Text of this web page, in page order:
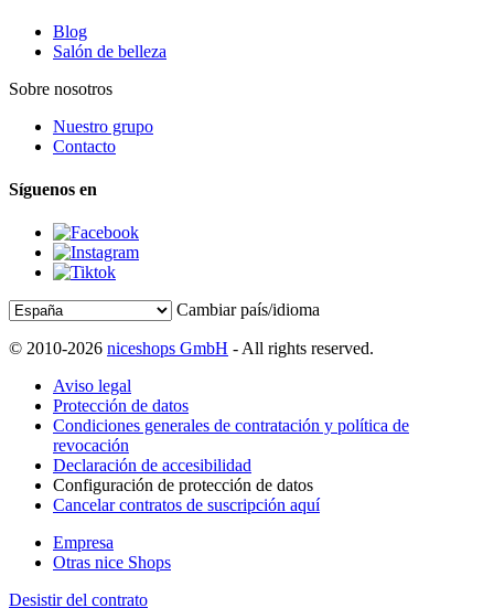
Blog
Salón de belleza
Sobre nosotros
Nuestro grupo
Contacto
Síguenos en
Cambiar país/idioma
© 2010-2026 niceshops GmbH - All rights reserved.
Aviso legal
Protección de datos
Condiciones generales de contratación y política de
revocación
Declaración de accesibilidad
Configuración de protección de datos
Cancelar contratos de suscripción aquí
Empresa
Otras nice Shops
Desistir del contrato